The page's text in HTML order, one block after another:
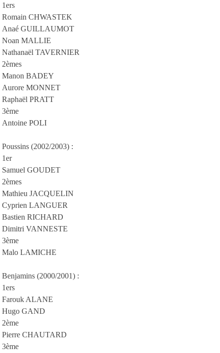
1ers
Romain CHWASTEK
Anaé GUILLAUMOT
Noan MALLIE
Nathanaël TAVERNIER
2èmes
Manon BADEY
Aurore MONNET
Raphaël PRATT
3ème
Antoine POLI
Poussins (2002/2003) :
1er
Samuel GOUDET
2èmes
Mathieu JACQUELIN
Cyprien LANGUER
Bastien RICHARD
Dimitri VANNESTE
3ème
Malo LAMICHE
Benjamins (2000/2001) :
1ers
Farouk ALANE
Hugo GAND
2ème
Pierre CHAUTARD
3ème